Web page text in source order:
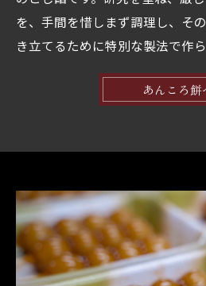
を、手間を惜しまず調理し、そ
き立てるために特別な製法で作ら
あんころ餅